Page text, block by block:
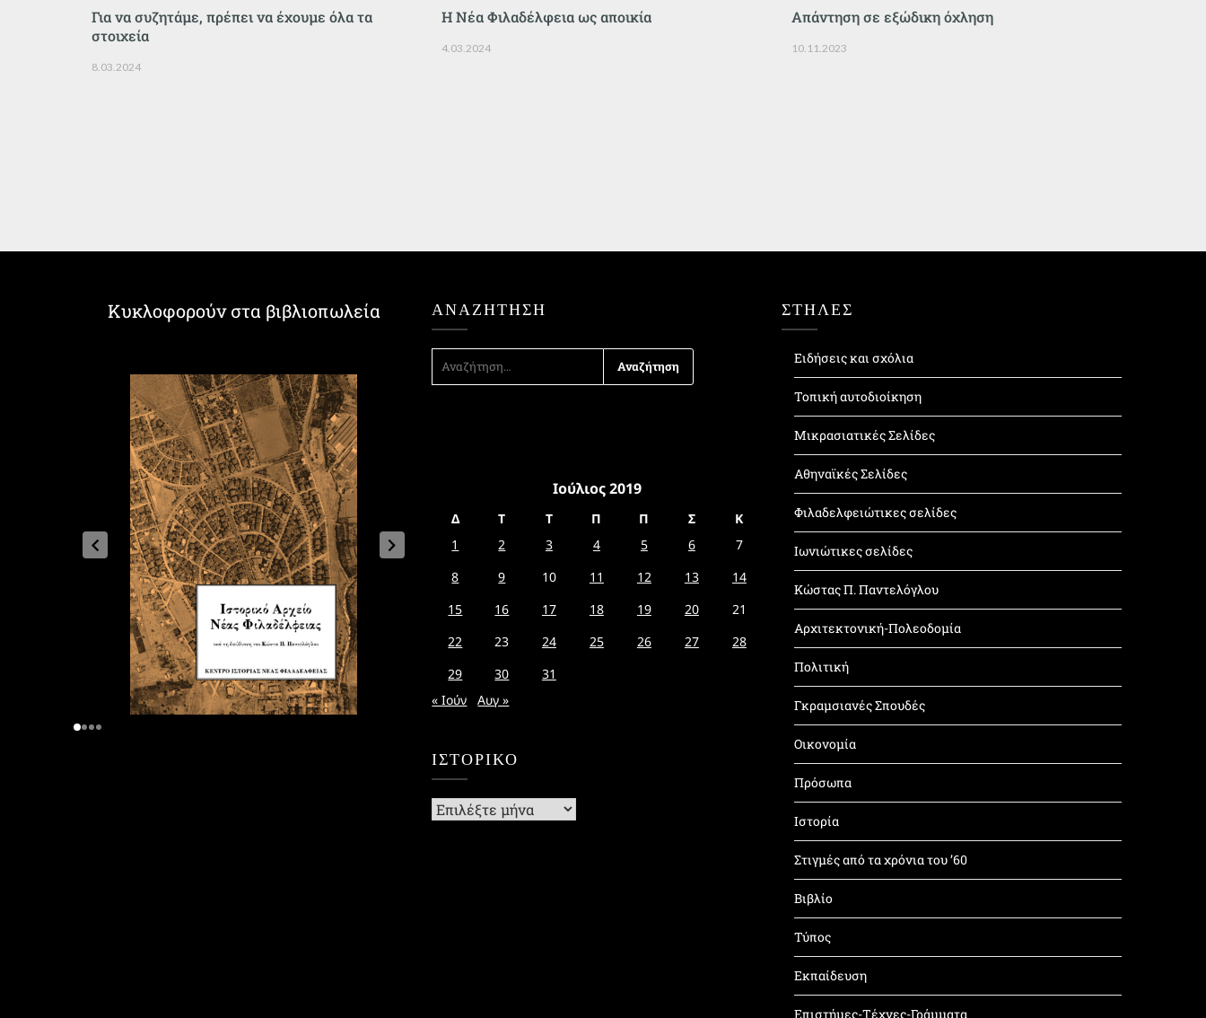
Για να συζητάμε, πρέπει να έχουμε όλα τα
στοιχεία
8.03.2024
Η Νέα Φιλαδέλφεια ως αποικία
4.03.2024
Απάντηση σε εξώδικη όχληση
10.11.2023
Κυκλοφορούν στα βιβλιοπωλεία ΑΝΑΖΉΤΗΣΗ
ΑΝΑΖΉΤΗΣΗ
Ιούλιος 2019
Δ Τ Τ Π Π Σ
Κ
1
2 3 4 5 6
7
8
9 10 11 12 13
14
15
16 17 18 19 20
21
22
23 24 25 26 27
28
29
30
31
« Ιούν
Αυγ »
ΙΣΤΟΡΙΚΌ
Ιστορικό
ΣΤΗΛΕΣ
Ειδήσεις και σχόλια
Τοπική αυτοδιοίκηση
Μικρασιατικές Σελίδες
Αθηναϊκές Σελίδες
Φιλαδελφειώτικες σελίδες
Ιωνιώτικες σελίδες
Κώστας Π. Παντελόγλου
Αρχιτεκτονική-Πολεοδομία
Πολιτική
Γκραμσιανές Σπουδές
Οικονομία
Πρόσωπα
Ιστορία
Στιγμές από τα χρόνια του ’60
Βιβλίο
Τύπος
Εκπαίδευση
Επιστήμες-Τέχνες-Γράμματα